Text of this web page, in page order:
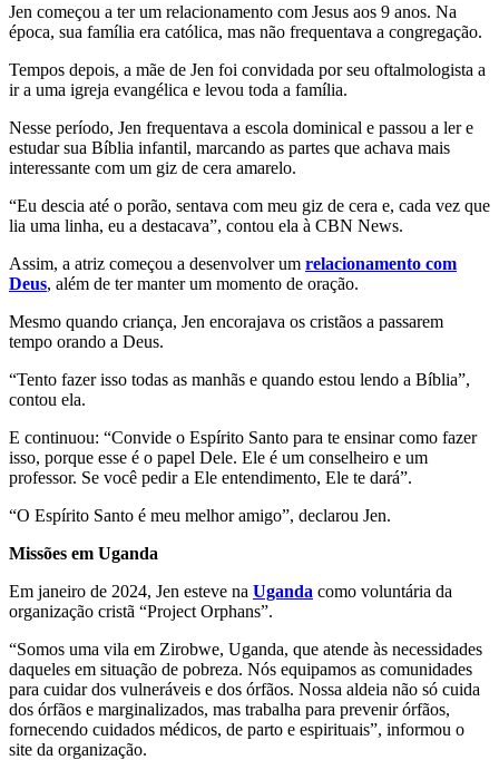
Jen começou a ter um relacionamento com Jesus aos 9 anos. Na
época, sua família era católica, mas não frequentava a congregação.
Tempos depois, a mãe de Jen foi convidada por seu oftalmologista a
ir a uma igreja evangélica e levou toda a família.
Nesse período, Jen frequentava a escola dominical e passou a ler e
estudar sua Bíblia infantil, marcando as partes que achava mais
interessante com um giz de cera amarelo.
“Eu descia até o porão, sentava com meu giz de cera e, cada vez que
lia uma linha, eu a destacava”, contou ela à CBN News.
Assim, a atriz começou a desenvolver um relacionamento com
Deus, além de ter manter um momento de oração.
Mesmo quando criança, Jen encorajava os cristãos a passarem
tempo orando a Deus.
“Tento fazer isso todas as manhãs e quando estou lendo a Bíblia”,
contou ela.
E continuou: “Convide o Espírito Santo para te ensinar como fazer
isso, porque esse é o papel Dele. Ele é um conselheiro e um
professor. Se você pedir a Ele entendimento, Ele te dará”.
“O Espírito Santo é meu melhor amigo”, declarou Jen.
Missões em Uganda
Em janeiro de 2024, Jen esteve na Uganda como voluntária da
organização cristã “Project Orphans”.
“Somos uma vila em Zirobwe, Uganda, que atende às necessidades
daqueles em situação de pobreza. Nós equipamos as comunidades
para cuidar dos vulneráveis e dos órfãos. Nossa aldeia não só cuida
dos órfãos e marginalizados, mas trabalha para prevenir órfãos,
fornecendo cuidados médicos, de parto e espirituais”, informou o
site da organização.